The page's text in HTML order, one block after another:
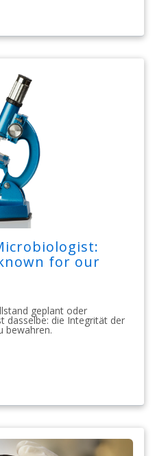
for our
geplant oder
dasselbe: die Integrität der
bewahren.